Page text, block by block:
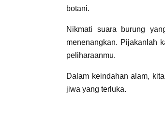
botani.
Nikmati suara burung
menenangkan. Pijakanlah
peliharaanmu.
Dalam keindahan alam,
jiwa yang terluka.